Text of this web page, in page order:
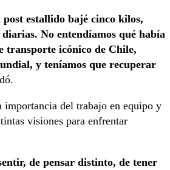
estallido bajé cinco kilos,
No entendíamos qué había
transporte icónico de Chile,
y teníamos que recuperar
importancia del trabajo en equipo y
visiones para enfrentar
de pensar distinto, de tener